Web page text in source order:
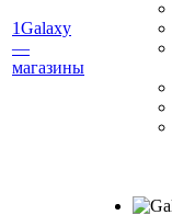
1Galaxy
—
магазины